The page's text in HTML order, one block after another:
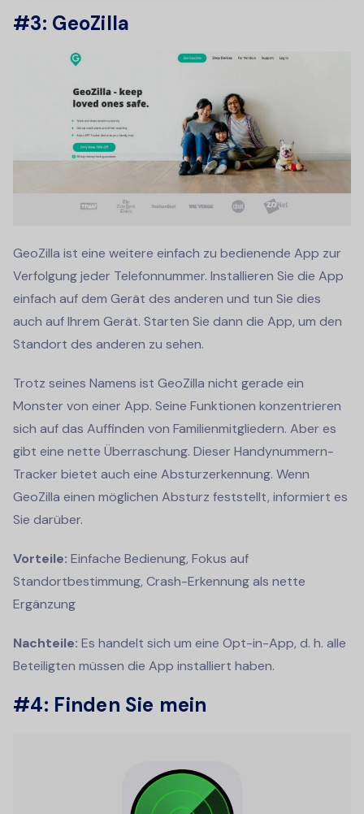
#3: GeoZilla
GeoZilla ist eine weitere einfach zu bedienende App zur
Verfolgung jeder Telefonnummer. Installieren Sie die App
einfach auf dem Gerät des anderen und tun Sie dies
auch auf Ihrem Gerät. Starten Sie dann die App, um den
Standort des anderen zu sehen.
Trotz seines Namens ist GeoZilla nicht gerade ein
Monster von einer App. Seine Funktionen konzentrieren
sich auf das Auffinden von Familienmitgliedern. Aber es
gibt eine nette Überraschung. Dieser Handynummern-
Tracker bietet auch eine Absturzerkennung. Wenn
GeoZilla einen möglichen Absturz feststellt, informiert es
Sie darüber.
Vorteile: Einfache Bedienung, Fokus auf
Standortbestimmung, Crash-Erkennung als nette
Ergänzung
Nachteile: Es handelt sich um eine Opt-in-App, d. h. alle
Beteiligten müssen die App installiert haben.
#4: Finden Sie mein